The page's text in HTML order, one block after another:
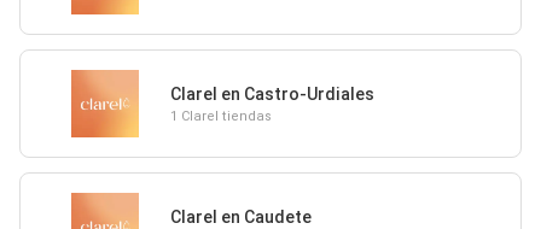
Clarel en Castro-Urdiales
1 Clarel tiendas
Clarel en Caudete